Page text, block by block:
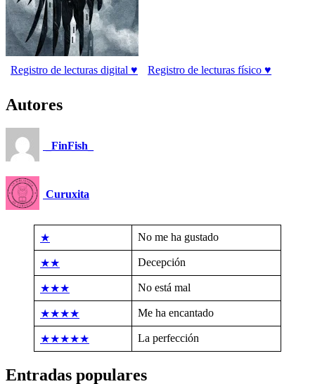
Registro de lecturas digital ♥ Registro de lecturas físico ♥
Autores
_FinFish_
Curuxita
★ No me ha gustado
★★ Decepción
★★★ No está mal
★★★★ Me ha encantado
★★★★★ La perfección
Entradas populares